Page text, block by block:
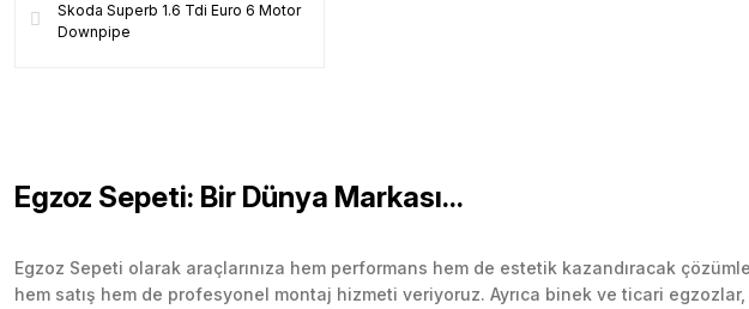
Skoda Superb 1.6 Tdi Euro 6 Motor
Downpipe
Egzoz Sepeti: Bir Dünya Markası...
Egzoz Sepeti olarak araçlarınıza hem performans hem de estetik kazandıracak
hem satış hem de profesyonel montaj hizmeti veriyoruz. Ayrıca binek ve ticari